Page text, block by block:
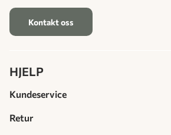
Kontakt oss
HJELP
Kundeservice
Retur